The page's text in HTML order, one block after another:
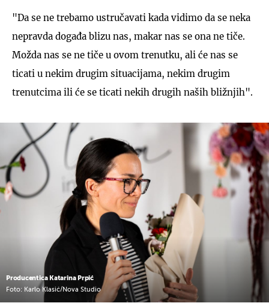
"Da se ne trebamo ustručavati kada vidimo da se neka
nepravda događa blizu nas, makar nas se ona ne tiče.
Možda nas se ne tiče u ovom trenutku, ali će nas se
ticati u nekim drugim situacijama, nekim drugim
trenutcima ili će se ticati nekih drugih naših bližnjih".
Producentica Katarina Prpić
Foto: Karlo Klasić/Nova Studio